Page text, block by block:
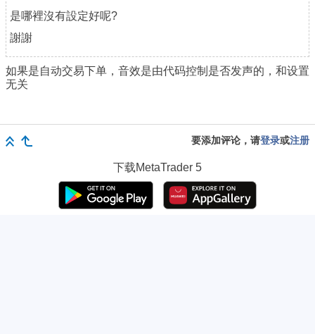
是哪裡沒有設定好呢?
謝謝
如果是自动交易下单，音效是由代码控制是否发声的，和设置
无关
要添加评论，请登录或注册
下载MetaTrader 5